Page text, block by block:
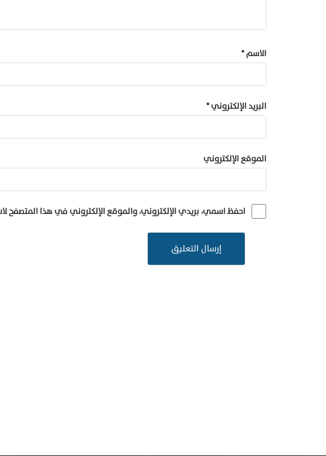
الاسم*
البريد الإلكتروني*
الموقع الإلكتروني
احفظ اسمي، بريدي الإلكتروني، والموقع الإلكتروني في هذا المتصفح